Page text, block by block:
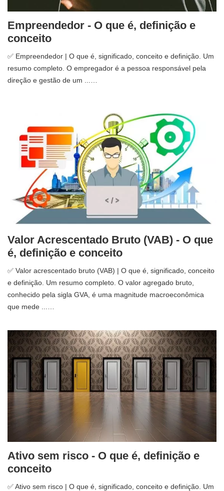
Empreendedor - O que é, definição e
conceito
✅ Empreendedor | O que é, significado, conceito e definição. Um
resumo completo. O empregador é a pessoa responsável pela
direção e gestão de um ...…
Valor Acrescentado Bruto (VAB) - O que
é, definição e conceito
✅ Valor acrescentado bruto (VAB) | O que é, significado, conceito
e definição. Um resumo completo. O valor agregado bruto,
conhecido pela sigla GVA, é uma magnitude macroeconômica
que mede ...…
Ativo sem risco - O que é, definição e
conceito
✅ Ativo sem risco | O que é, significado, conceito e definição. Um